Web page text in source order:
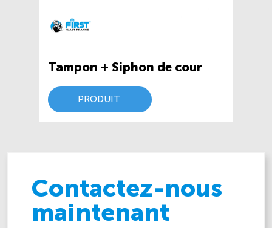
Tampon + Siphon de cour
PRODUIT
Contactez-nous
maintenant